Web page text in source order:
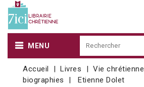
MENU
Accueil Livres Vie chrétienne
biographies
Etienne Dolet